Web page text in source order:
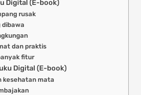
Digital (E-book)
rusak
dibawa
dan praktis
fitur
Digital (E-book)
kesehatan mata